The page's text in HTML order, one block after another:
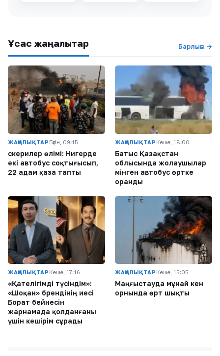
Ұқсас жаңалықтар Барлығы →
ЖАҢАЛЫҚТАР Бүгін, 09:15
Әскерилер өлімі: Нигерде
екі автобус соқтығысып,
22 адам қаза тапты
ЖАҢАЛЫҚТАР Кеше, 18:00
Батыс Қазақстан
облысында жолаушылар
мінген автобус өртке
оранды
ЖАҢАЛЫҚТАР Кеше, 17:16
«Қателігімді түсіндім»:
«Шоқан» брендінің иесі
Борат бейнесін
жарнамада қолданғаны
үшін кешірім сұрады
ЖАҢАЛЫҚТАР Кеше, 15:05
Маңғыстауда мұнай кен
орнында өрт шықты